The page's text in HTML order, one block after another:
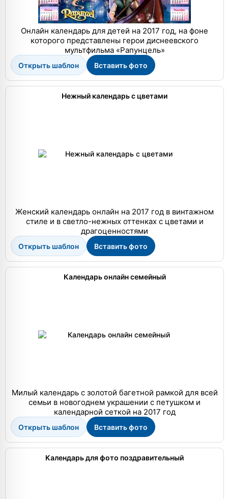
Онлайн календарь для детей на 2017 год, на фоне
которого представлены герои диснеевского
мультфильма «Рапунцель»
Открыть шаблон Вставить фото
Нежный календарь с цветами
Женский календарь онлайн на 2017 год в винтажном
стиле и в светло-нежных оттенках с цветами и
драгоценностями
Открыть шаблон Вставить фото
Календарь онлайн семейный
Милый календарь с золотой багетной рамкой для всей
семьи в новогоднем украшении с петушком и
календарной сеткой на 2017 год
Открыть шаблон Вставить фото
Календарь для фото поздравительный